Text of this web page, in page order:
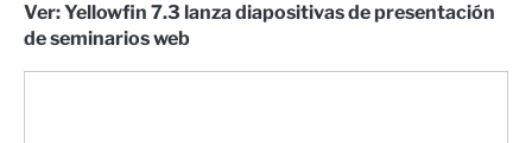
Ver: Yellowfin 7.3 lanza diapositivas de presentación
de seminarios web